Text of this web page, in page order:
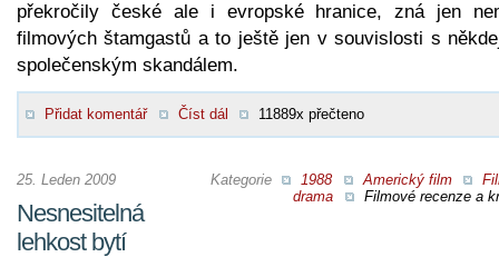
překročily české ale i evropské hranice, zná jen
filmových štamgastů a to ještě jen v souvislosti s
společenským skandálem.
Přidat komentář Číst dál 11889x přečteno
Kategorie 1988 Americký film
drama
Filmové recenze a
25. Leden 2009
Nesnesitelná
lehkost bytí